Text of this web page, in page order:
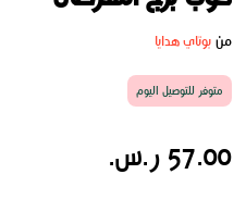
منبوتاي هدايا
متوفر للتوصيل اليوم
57.00 ر.س.